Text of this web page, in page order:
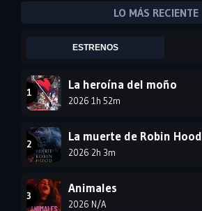
2007
1999 1998
1996
1990
1984
LO MÁS RECIENTE
ESTRENOS
La heroína del moño
2026 1h 52m
La muerte de Robin Hood
2026 2h 3m
Animales
2026 N/A